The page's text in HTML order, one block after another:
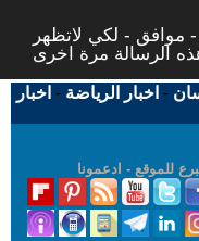
موافق - لكي لاتظهر
- اخبار الرياضة - اخبار
للموقع - ادعمونا